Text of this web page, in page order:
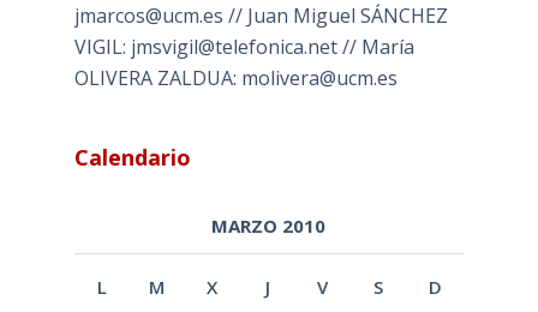
jmarcos@ucm.es // Juan Miguel SÁNCHEZ
VIGIL: jmsvigil@telefonica.net // María
OLIVERA ZALDUA: molivera@ucm.es
Calendario
MARZO 2010
L M X J V S D